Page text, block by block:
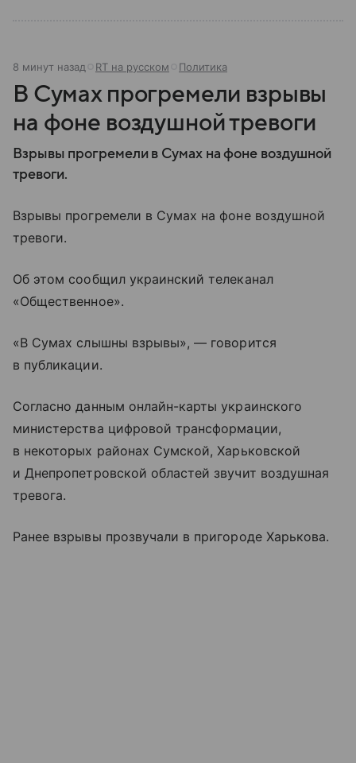
8 минут назад RT на русском Политика
В Сумах прогремели взрывы
на фоне воздушной тревоги
Взрывы прогремели в Сумах на фоне воздушной
тревоги.
Взрывы прогремели в Сумах на фоне воздушной
тревоги.
Об этом сообщил украинский телеканал
«Общественное».
«В Сумах слышны взрывы», — говорится
в публикации.
Согласно данным онлайн-карты украинского
министерства цифровой трансформации,
в некоторых районах Сумской, Харьковской
и Днепропетровской областей звучит воздушная
тревога.
Ранее взрывы прозвучали в пригороде Харькова.